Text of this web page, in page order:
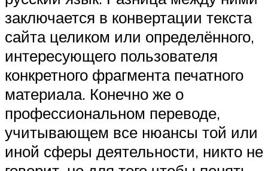
заключается в конвертации текста
сайта целиком или определённого,
интересующего пользователя
конкретного фрагмента печатного
материала. Конечно же о
профессиональном переводе,
учитывающем все нюансы той или
иной сферы деятельности, никто не